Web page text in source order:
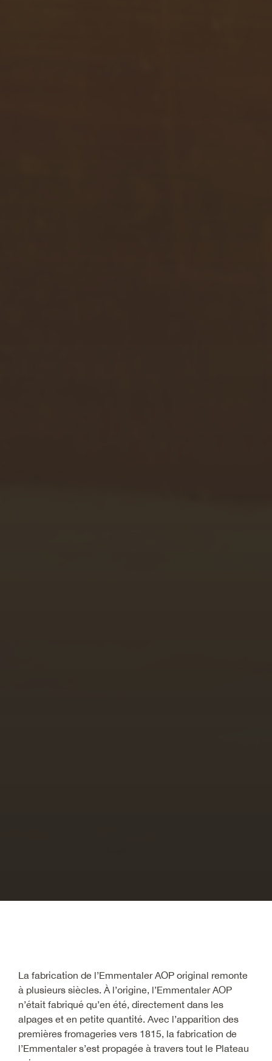
La fabrication de l’Emmentaler AOP original remonte
à plusieurs siècles. À l’origine, l’Emmentaler AOP
n’était fabriqué qu’en été, directement dans les
alpages et en petite quantité. Avec l’apparition des
premières fromageries vers 1815, la fabrication de
l’Emmentaler s’est propagée à travers tout le Plateau